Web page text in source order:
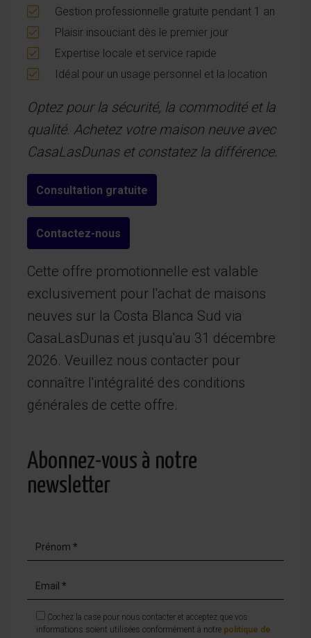
Gestion professionnelle gratuite pendant 1 an
Plaisir insouciant dès le premier jour
Expertise locale et service rapide
Idéal pour un usage personnel et la location
Optez pour la sécurité, la commodité et la
qualité. Achetez votre maison neuve avec
CasaLasDunas et constatez la différence.
Consultation gratuite
Contactez-nous
Cette offre promotionnelle est valable
exclusivement pour l'achat de maisons
neuves sur la Costa Blanca Sud via
CasaLasDunas et jusqu'au 31 décembre
2026. Veuillez nous contacter pour
connaître l'intégralité des conditions
générales de cette offre.
Abonnez-vous à notre
newsletter
Cochez la case pour nous contacter et acceptez que vos
informations soient utilisées conformément à notre politique de